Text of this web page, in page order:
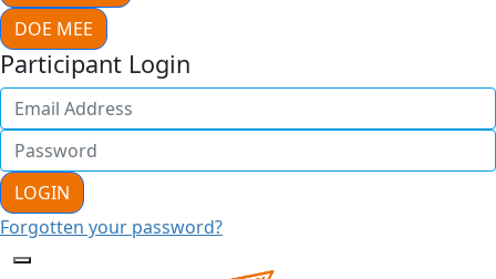
DOE MEE
Participant Login
LOGIN
Forgotten your password?